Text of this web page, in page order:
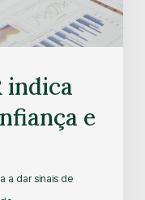
indica
e
a dar sinais de